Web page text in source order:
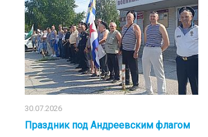
30.07.2026
Праздник под Андреевским флагом